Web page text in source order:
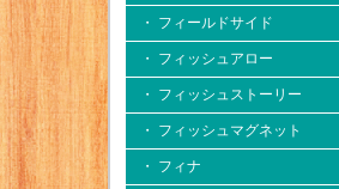
・ フィールドサイド
・ フィッシュアロー
・ フィッシュストーリー
・ フィッシュマグネット
・ フィナ